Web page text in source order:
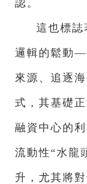
認。
這也標誌
邏輯的鬆動
來源、追逐
式，其基礎
融資中心的
流動性“水龍
升，尤其將